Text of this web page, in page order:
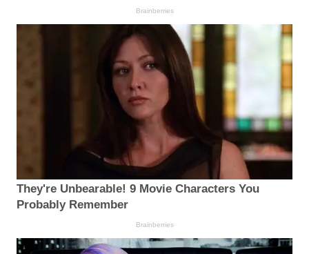
Brainberries
They're Unbearable! 9 Movie Characters You
Probably Remember
Brainberries